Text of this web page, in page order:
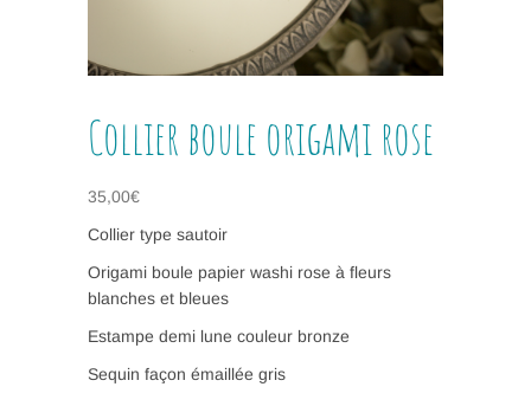
Collier boule origami rose
35,00€
Collier type sautoir
Origami boule papier washi rose à fleurs
blanches et bleues
Estampe demi lune couleur bronze
Sequin façon émaillée gris